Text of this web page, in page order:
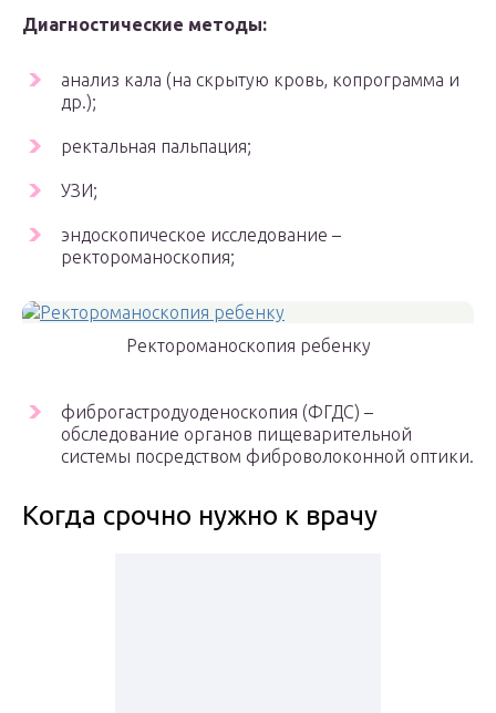
Диагностические методы:
анализ кала (на скрытую кровь, копрограмма и
др.);
ректальная пальпация;
УЗИ;
эндоскопическое исследование –
ректороманоскопия;
Ректороманоскопия ребенку
фиброгастродуоденоскопия (ФГДС) –
обследование органов пищеварительной
системы посредством фиброволоконной оптики.
Когда срочно нужно к врачу